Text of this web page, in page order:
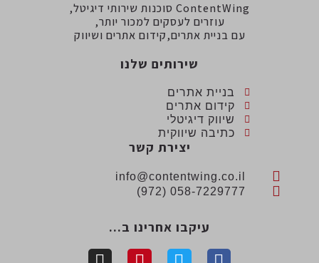
ContentWing סוכנות שירותי דיגיטל,
עוזרים לעסקים למכור יותר,
עם בניית אתרים,קידום אתרים ושיווק
שירותים שלנו
בניית אתרים
קידום אתרים
שיווק דיגיטלי
כתיבה שיווקית
יצירת קשר
info@contentwing.co.il
058-7229777 (972)
עיקבו אחרינו ב...